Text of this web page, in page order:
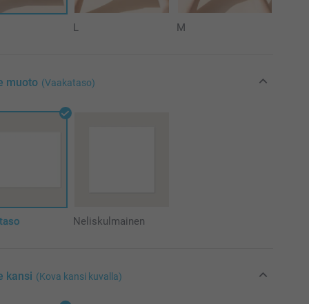
L M
muoto (Vaakataso)
Neliskulmainen
kansi (Kova kansi kuvalla)